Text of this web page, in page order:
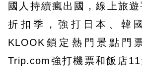
國人持續瘋出國，線上旅
折扣季，強打日本、韓
KLOOK鎖定熱門景點門
Trip.com強打機票和飯店